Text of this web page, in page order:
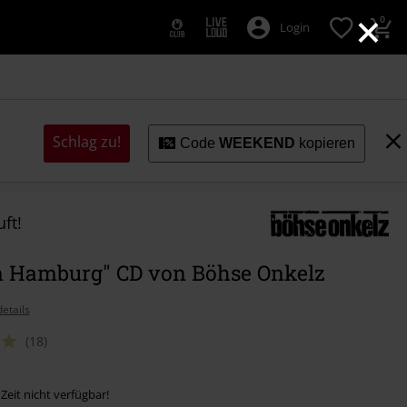
×
Login 0
Schlag zu! CodeWEEKEND kopieren
CD von Böhse Onkelz
(18)
nicht verfügbar!